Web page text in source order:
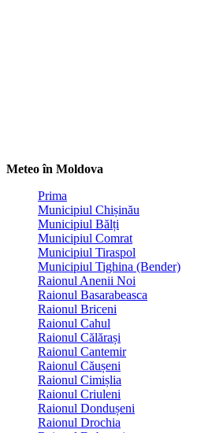
Meteo în Moldova
Prima
Municipiul Chișinău
Municipiul Bălți
Municipiul Comrat
Municipiul Tiraspol
Municipiul Tighina (Bender)
Raionul Anenii Noi
Raionul Basarabeasca
Raionul Briceni
Raionul Cahul
Raionul Călărași
Raionul Cantemir
Raionul Căușeni
Raionul Cimișlia
Raionul Criuleni
Raionul Dondușeni
Raionul Drochia